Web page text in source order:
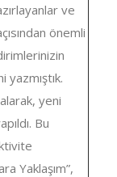
ve
önemli
yazmıştık.
yeni
Bu
Yaklaşım”,